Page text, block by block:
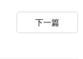
下一篇